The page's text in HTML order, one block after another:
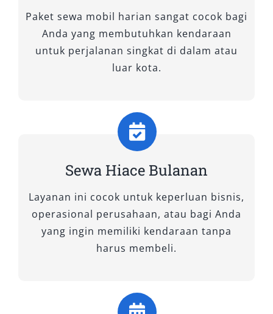
Jika Anda sedang mencari kendaraan
berkapasitas besar yang nyaman untuk
perjalanan bersama keluarga, rombongan
wisata, atau keperluan dinas di Banjarmasin
menyediakan beberapa varian Toyota Hiace
unggulan yang disesuaikan dengan kebutuhan
Anda. Armada kami selalu dalam kondisi prima,
bersih, dan dirawat secara berkala untuk
menjamin keamanan serta kenyamanan selama
perjalanan. Berikut adalah tipe-tipe Hiace yang
tersedia untuk disewa:
1. Hiace Premio
yang menawarkan desain lebih modern dan
Paket sewa mobil harian sangat cocok bagi
Anda yang membutuhkan kendaraan
untuk perjalanan singkat di dalam atau
luar kota.
Sewa Hiace Bulanan
Layanan ini cocok untuk keperluan bisnis,
operasional perusahaan, atau bagi Anda
yang ingin memiliki kendaraan tanpa
harus membeli.